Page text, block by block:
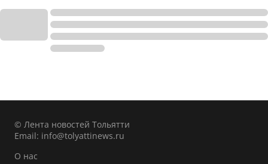
© Лента новостей Тольятти
Email: info@tolyattinews.ru
О нас